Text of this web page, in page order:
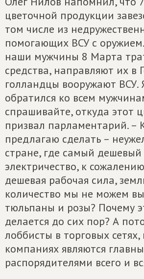
цветочной продукции
том числе из
помогающих ВСУ с оружием.
наши мужчины 8 Марта
средства, направляют их в
голландцы вооружают ВСУ.
обратился ко всем
спрашивайте, откуда этот
призвал парламентарий. –
предлагаю сделать –
стране, где самый дешевый
электричество, к
дешевая рабочая сила,
количество мы не можем
тюльпаны и розы? Почему
делается до сих пор? А
лоббисты в торговых
компаниях являются
распорядителями всего и